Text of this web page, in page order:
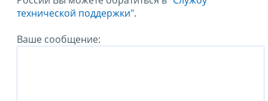
технической поддержки".
Ваше сообщение: